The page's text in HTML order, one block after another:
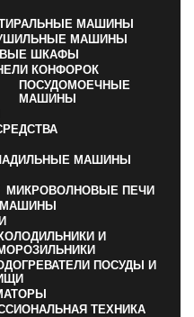
МАШИНЫ
МАШИНЫ
ШКАФЫ
КОНФОРОК
ПОСУДОМОЕЧНЫЕ
МАШИНЫ
МАШИНЫ
МИКРОВОЛНОВЫЕ ПЕЧИ
И
ПОСУДЫ И
ТЕХНИКА